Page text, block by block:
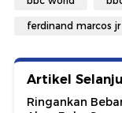
ferdinand marcos jr
Artikel
Ringankan